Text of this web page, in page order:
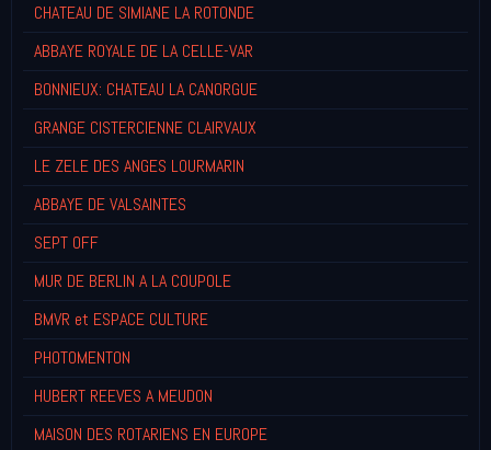
CHATEAU DE SIMIANE LA ROTONDE
ABBAYE ROYALE DE LA CELLE-VAR
BONNIEUX: CHATEAU LA CANORGUE
GRANGE CISTERCIENNE CLAIRVAUX
LE ZELE DES ANGES LOURMARIN
ABBAYE DE VALSAINTES
SEPT OFF
MUR DE BERLIN A LA COUPOLE
BMVR et ESPACE CULTURE
PHOTOMENTON
HUBERT REEVES A MEUDON
MAISON DES ROTARIENS EN EUROPE